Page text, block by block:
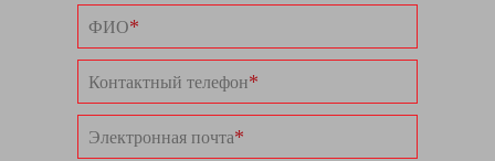
ФИО*
Контактный телефон*
Электронная почта*